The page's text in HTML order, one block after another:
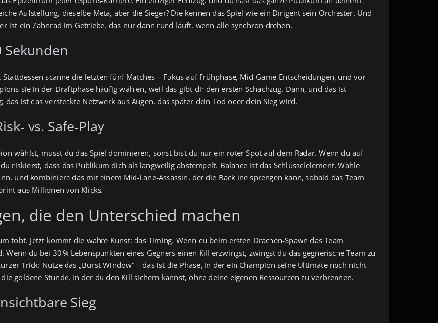
Aufstellung, dieselbe Meta, aber die Sieger? Die kennen das Spiel wie ein Dirigent sein Orchester. Und
ist ein Zahnrad im Getriebe, das nur dann rund läuft, wenn alle synchron drehen.
Sekunden
scanne die letzten fünf Matches – Fokus auf Frühphase, Mid‑Game-Entscheidungen, und vor
sie in der Draftphase häufig wählen, weil das gibt dir den ersten Schachzug. Dann, und das ist
das ist das versteckte Netzwerk aus Augen, das später dein Tod oder dein Sieg wird.
vs. Safe‑Play
wählst, musst du das Spiel dominieren, sonst bist du nur ein roter Spot auf dem Radar. Wenn du auf
riskierst, dass das Publikum dich als langweilig abstempelt. Balance ist das Schlüsselelement. Wähle
und kombiniere das mit einem Mid‑Lane‑Assassin, der die Backline sprengen kann, sobald das Team
aus Millionen von Klicks.
die den Unterschied machen
tobt. Jetzt kommt die wahre Kunst: das Timing. Wenn du beim ersten Drachen-Spawn das Team
du bei 30 % Lebenspunkten eines Gegners einen Kill erzwingst, zwingst du das gegnerische Team zu
Trick: Nutze das „Burst‑Window“ – das ist die Phase, in der ein Champion seine Ultimate noch nicht
goldene Stunde, in der du den Kill sichern kannst, ohne deine eigenen Ressourcen zu verbrennen.
Sieg